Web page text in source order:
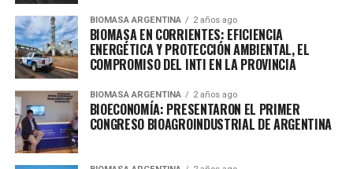
BIOMASA ARGENTINA 2 años ago
BIOMASA EN CORRIENTES: EFICIENCIA
ENERGÉTICA Y PROTECCIÓN AMBIENTAL, EL
COMPROMISO DEL INTI EN LA PROVINCIA
BIOMASA ARGENTINA 2 años ago
BIOECONOMÍA: PRESENTARON EL PRIMER
CONGRESO BIOAGROINDUSTRIAL DE ARGENTINA